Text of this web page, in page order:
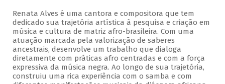
Renata Alves é uma cantora e compositora que tem
dedicado sua trajetória artística à pesquisa e criação em
música e cultura de matriz afro-brasileira. Com uma
atuação marcada pela valorização de saberes
ancestrais, desenvolve um trabalho que dialoga
diretamente com práticas afro centradas e com a força
expressiva da música negra. Ao longo de sua trajetória,
construiu uma rica experiência com o samba e com